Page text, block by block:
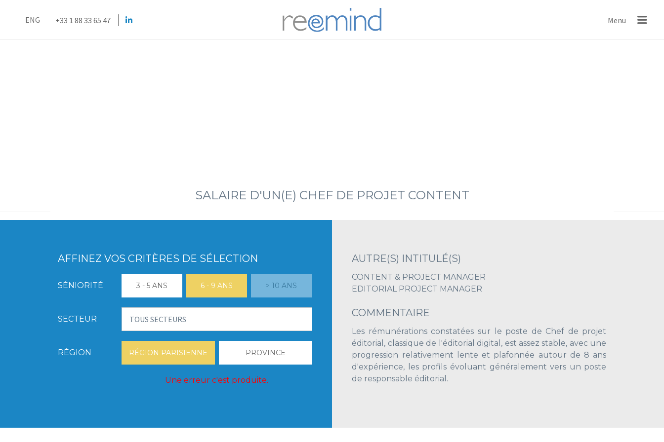
ENG +33 1 88 33 65 47 Menu
SALAIRE D'UN(E) CHEF DE PROJET CONTENT
AFFINEZ VOS CRITÈRES DE SÉLECTION
SÉNIORITÉ 3 - 5 ANS 6 - 9 ANS > 10 ANS
SECTEUR
RÉGION RÉGION PARISIENNE PROVINCE
Une erreur c'est produite.
AUTRE(S) INTITULÉ(S)
CONTENT & PROJECT MANAGER
EDITORIAL PROJECT MANAGER
COMMENTAIRE
Les rémunérations constatées sur le poste de Chef de projet
éditorial, classique de l'éditorial digital, est assez stable, avec une
progression relativement lente et plafonnée autour de 8 ans
d'expérience, les profils évoluant généralement vers un poste
de responsable éditorial.